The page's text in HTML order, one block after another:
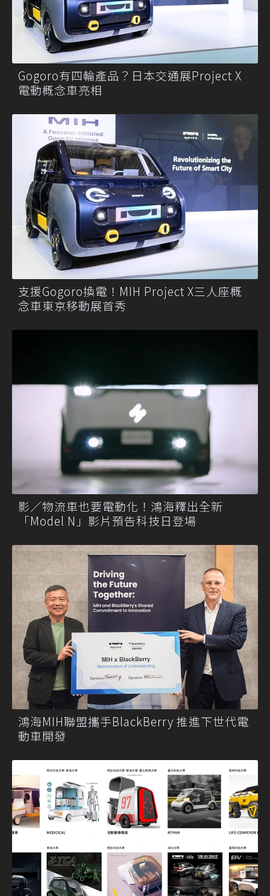
Gogoro有四輪產品？日本交通展Project X
電動概念車亮相
支援Gogoro換電！MIH Project X三人座概
念車東京移動展首秀
影／物流車也要電動化！鴻海釋出全新
「Model N」影片預告科技日登場
鴻海MIH聯盟攜手BlackBerry 推進下世代電
動車開發